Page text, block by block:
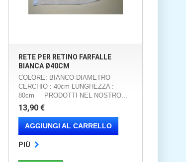
RETE PER RETINO FARFALLE
BIANCA Ø40CM
COLORE: BIANCO DIAMETRO
CERCHIO : 40cm LUNGHEZZA :
80cm PRODOTTI NEL NOSTRO...
13,90 €
AGGIUNGI AL CARRELLO
PIÙ